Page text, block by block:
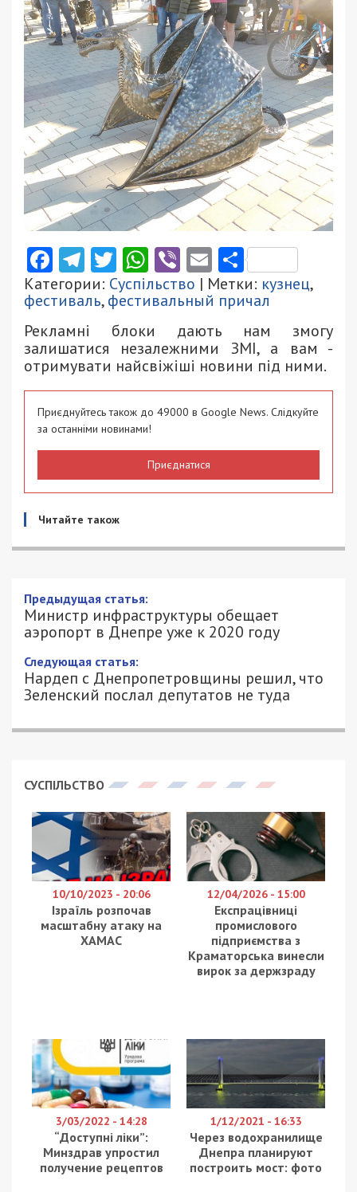
Facebook
Telegram
Twitter
WhatsApp
ViberEmail
Категории: Суспільство | Метки: кузнец,
фестиваль,фестивальный причал
Рекламні блоки дають нам змогу
залишатися незалежними ЗМІ, а вам -
отримувати найсвіжіші новини під ними.
Приєднуйтесь також до 49000 в Google News. Слідкуйте
за останніми новинами!
Приєднатися
Читайте також
Министр инфраструктуры обещает
аэропорт в Днепре уже к 2020 году
12/10/2018 - 17:45
ЕКАТЕРИНА ОХОТНИК - СПЕЦИАЛЬНО
ДЛЯ 49000.COM.UA
2502
12 октября в Днепр с рабочим визитом приехал
рабочее совещание по вопросу реконструкции
“Для Днепра вопрос строительства аэропорта
достаточно актуален. Мы понимаем, что миллион
жителей лишены нормального авиационного соединения
из-за существующей монополии и низкого качества
самой взлетно-посадочной полосы”, – сказал министр.
Владимир Омелян отметил, что он верит: в этом
году удастся выделить деньги на аэропорт в
Днепре. Для этого в бюджет на 2019 год
в Днепре.
Напомним, ранеемы писали, что новый
терминалсобиралсяпостроить харьковский
олигарх Александр Ярославский, владелец
группы DCH, но из-за судебных
разбирательствс «Днеправиа» строительство
нового терминала отложилось на